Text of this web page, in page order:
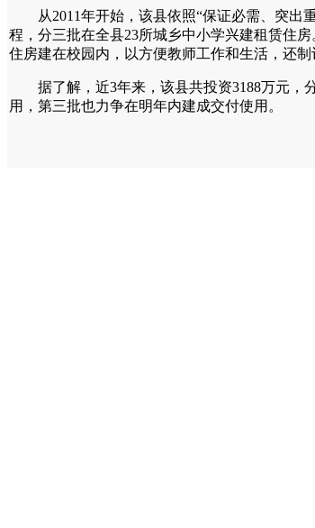
从2011年开始，该县依照“保证必需、突出重
程，分三批在全县23所城乡中小学兴建租赁住
住房建在校园内，以方便教师工作和生活，还
据了解，近3年来，该县共投资3188万元，分
用，第三批也力争在明年内建成交付使用。